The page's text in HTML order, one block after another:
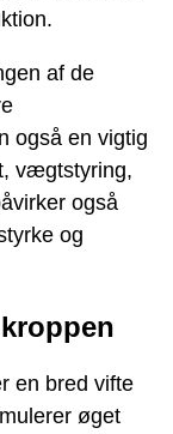
af ​​de
også en vigtig
vægtstyring,
også
og
en bred vifte
øget